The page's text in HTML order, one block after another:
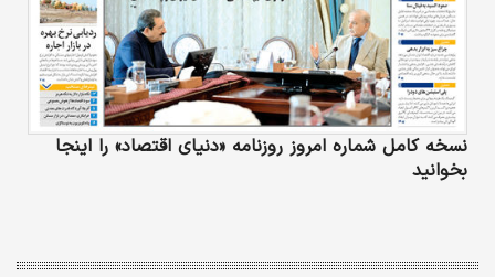
نسخه کامل شماره امروز روزنامه «دنیای‌ اقتصاد» را اینجا
بخوانید